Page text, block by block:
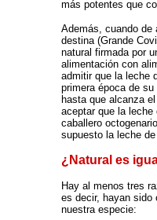
más potentes que
Además, cuando de
destina (Grande
natural firmada por
alimentación con
admitir que la leche
primera época de
hasta que alcanza
aceptar que la
caballero
supuesto la leche
¿Natural es
Hay al menos tres
es decir, hayan sido
nuestra especie: